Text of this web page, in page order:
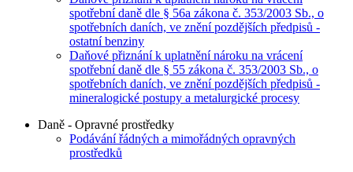
spotřební daně dle § 56a zákona č. 353/2003 Sb., o
spotřebních daních, ve znění pozdějších předpisů -
ostatní benziny
Daňové přiznání k uplatnění nároku na vrácení
spotřební daně dle § 55 zákona č. 353/2003 Sb., o
spotřebních daních, ve znění pozdějších předpisů -
mineralogické postupy a metalurgické procesy
Daně - Opravné prostředky
Podávání řádných a mimořádných opravných
prostředků